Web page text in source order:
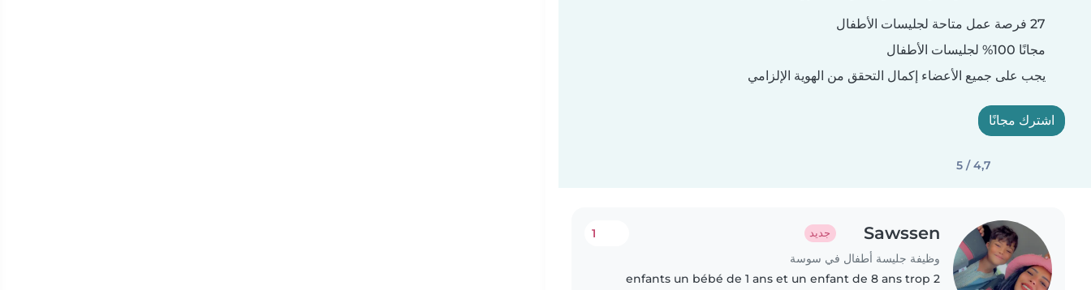
27 فرصة عمل متاحة لجليسات الأطفال
مجانًا 100% لجليسات الأطفال
يجب على جميع الأعضاء إكمال التحقق من الهوية الإلزامي
اشترك مجانًا
4,7 / 5
Sawssen جديد
وظيفة جليسة أطفال في سوسة
1
2 enfants un bébé de 1 ans et un enfant de 8 ans trop